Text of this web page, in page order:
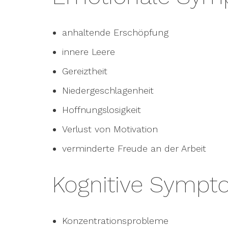
anhaltende Erschöpfung
innere Leere
Gereiztheit
Niedergeschlagenheit
Hoffnungslosigkeit
Verlust von Motivation
verminderte Freude an der Arbeit
Kognitive
Konzentrationsprobleme